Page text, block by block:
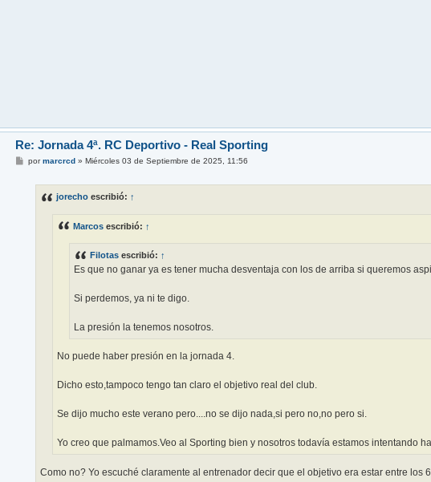
Re: Jornada 4ª. RC Deportivo - Real Sporting
Mpormarcrcd »Miércoles 03 de Septiembre de 2025, 11:56
jorecho escribió: ↑
Marcos escribió: ↑
Filotas escribió: ↑
Es que no ganar ya es tener mucha desventaja con los de arriba si queremos
Si perdemos, ya ni te digo.
La presión la tenemos nosotros.
No puede haber presión en la jornada 4.
Dicho esto,tampoco tengo tan claro el objetivo real del club.
Se dijo mucho este verano pero....no se dijo nada,si pero no,no pero si.
Yo creo que palmamos.Veo al Sporting bien y nosotros todavía estamos intentando
Como no? Yo escuché claramente al entrenador decir que el objetivo era estar entre los